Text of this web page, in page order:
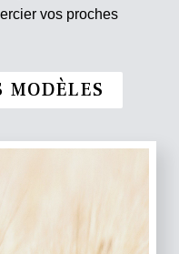
vos proches
MODÈLES